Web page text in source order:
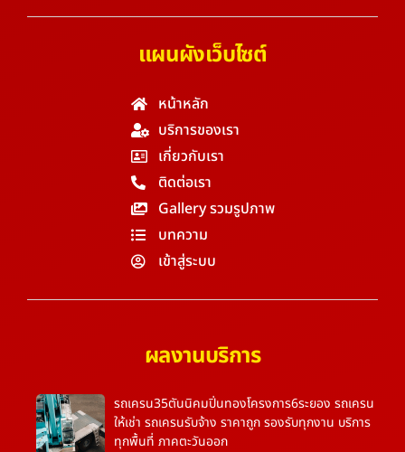
แผนผังเว็บไซต์
หน้าหลัก
บริการของเรา
เกี่ยวกับเรา
ติดต่อเรา
Gallery รวมรูปภาพ
บทความ
เข้าสู่ระบบ
ผลงานบริการ
รถเครน35ตันนิคมปิ่นทองโครงการ6ระยอง รถเครน
ให้เช่า รถเครนรับจ้าง ราคาถูก รองรับทุกงาน บริการ
ทุกพื้นที่ ภาคตะวันออก